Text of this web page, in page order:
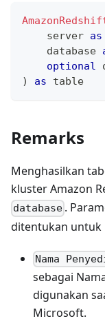
    server
as
    database
optional
)
as table
Remarks
Menghasilkan
kluster Amazon
database .
ditentukan
Nama
sebagai
digunakan
Microsoft.